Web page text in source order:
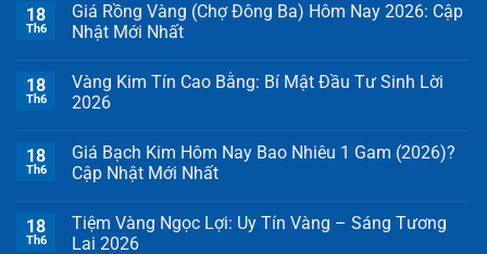
18
Th6
Giá Rồng Vàng (Chợ Đông Ba) Hôm Nay 2026: Cập
Nhật Mới Nhất
18
Th6
Vàng Kim Tín Cao Bằng: Bí Mật Đầu Tư Sinh Lời
2026
18
Th6
Giá Bạch Kim Hôm Nay Bao Nhiêu 1 Gam (2026)?
Cập Nhật Mới Nhất
18
Th6
Tiệm Vàng Ngọc Lợi: Uy Tín Vàng – Sáng Tương
Lai 2026